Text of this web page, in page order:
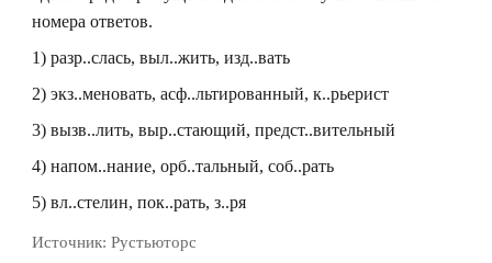
номера ответов.
1) разр..слась, выл..жить, изд..вать
2) экз..меновать, асф..льтированный, к..рьерист
3) вызв..лить, выр..стающий, предст..вительный
4) напом..нание, орб..тальный, соб..рать
5) вл..стелин, пок..рать, з..ря
Источник: Рустьюторс